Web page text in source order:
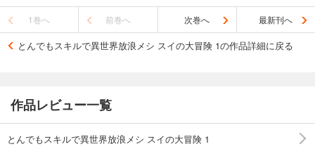
1巻へ 前巻へ 次巻へ 最新刊へ
とんでもスキルで異世界放浪メシ スイの大冒険 1の作品詳細に戻る
作品レビュー一覧
とんでもスキルで異世界放浪メシ スイの大冒険 1